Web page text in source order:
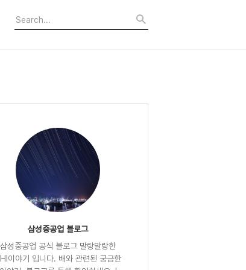
삼성중공업 블로그
삼성중공업 공식 블로그 말랑말랑한
이야기 입니다. 배와 관련된 궁금한